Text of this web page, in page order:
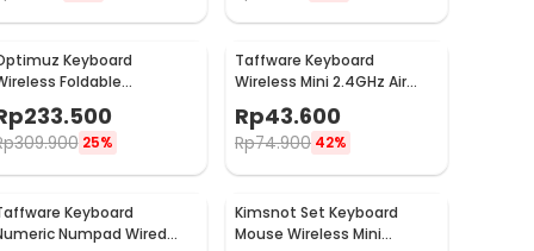
Keyboard
Foldable
Bluetooth 3.0 Touchpad -
233.500
309.900 25%
Taffware Keyboard
Wireless Mini 2.4GHz Air
Mouse RGB Touchpad - I8
Rp43.600
Rp74.900 42%
Keyboard
Numpad Wired
Kimsnot Set Keyboard
Mouse Wireless Mini